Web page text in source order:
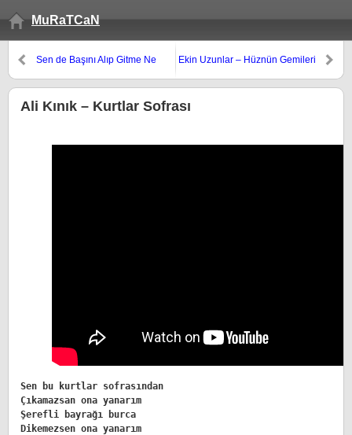
MuRaTCaN
Sen de Başını Alıp Gitme Ne
Ekin Uzunlar – Hüznün Gemileri
Ali Kınık – Kurtlar Sofrası
Sen bu kurtlar sofrasından
Çıkamazsan ona yanarım
Şerefli bayrağı burca
Dikemezsen ona yanarım